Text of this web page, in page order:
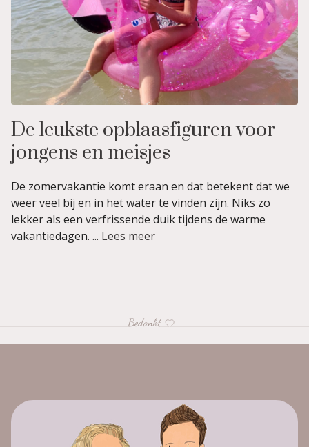
De leukste opblaasfiguren voor
jongens en meisjes
De zomervakantie komt eraan en dat betekent dat we
weer veel bij en in het water te vinden zijn. Niks zo
lekker als een verfrissende duik tijdens de warme
vakantiedagen. ... Lees meer